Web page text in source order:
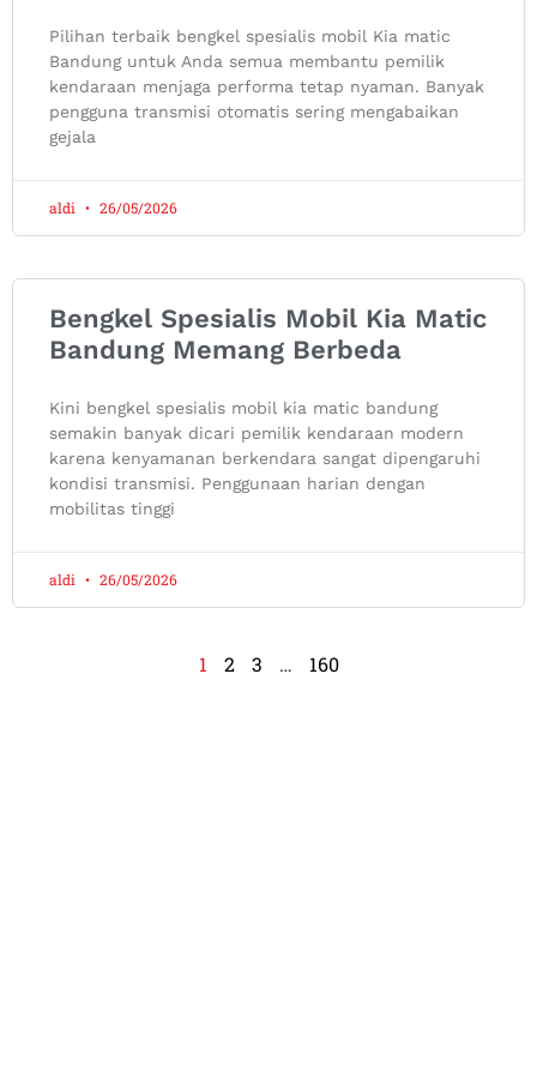
Pilihan terbaik bengkel spesialis mobil Kia matic
Bandung untuk Anda semua membantu pemilik
kendaraan menjaga performa tetap nyaman. Banyak
pengguna transmisi otomatis sering mengabaikan
gejala
aldi 26/05/2026
Bengkel Spesialis Mobil Kia Matic
Bandung Memang Berbeda
Kini bengkel spesialis mobil kia matic bandung
semakin banyak dicari pemilik kendaraan modern
karena kenyamanan berkendara sangat dipengaruhi
kondisi transmisi. Penggunaan harian dengan
mobilitas tinggi
aldi 26/05/2026
1 2 3 … 160